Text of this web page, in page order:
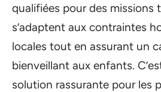
qualifiées pour des missions
s’adaptent aux contraintes
locales tout en assurant un
bienveillant aux enfants.
solution rassurante pour les